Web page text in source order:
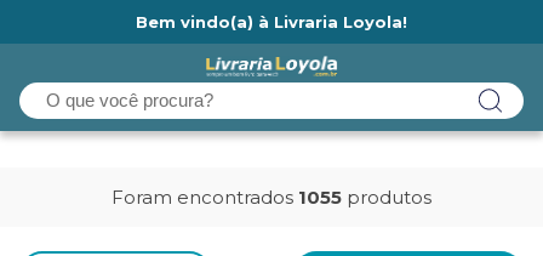
Bem vindo(a) à Livraria Loyola!
Foram encontrados 1055 produtos